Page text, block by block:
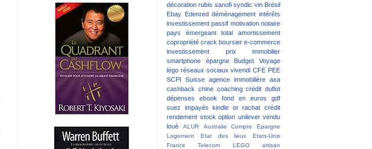
décoration rubis sanofi syndic vin Brésil
Ebay Edenred déménagement intérêts
investissement passif motivation notaire
pays émergeant
total
amortissement
copropriété crack boursier e-commerce
investissement
prix immobilier
smartphone
épargne Budget
Voyage
légo réseaux sociaux vivendi CFE PEE
SCPI
Suisse agence immobilière axa
cashback chine coaching crédit duflot
dépenses
ebook fond en euros
gdf
suez
impayés kindle or rachat crédit
rendement stock option unilever vendu
loué
ALUR Australie
Compte Epargne
Logement
Etat des lieux
Etats-Unis
France Telecom
LEGO
artisan